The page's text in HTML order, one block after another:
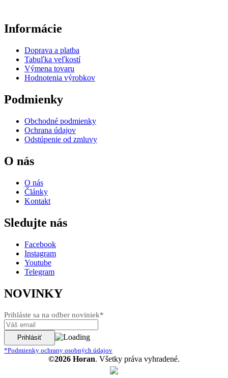
Informácie
Doprava a platba
Tabuľka veľkostí
Výmena tovaru
Hodnotenia výrobkov
Podmienky
Obchodné podmienky
Ochrana údajov
Odstúpenie od zmluvy
O nás
O nás
Články
Kontakt
Sledujte nás
Facebook
Instagram
Youtube
Telegram
NOVINKY
Prihláste sa na odber noviniek*
*Podmienky ochrany osobných údajov
©2026 Horan. Všetky práva vyhradené.